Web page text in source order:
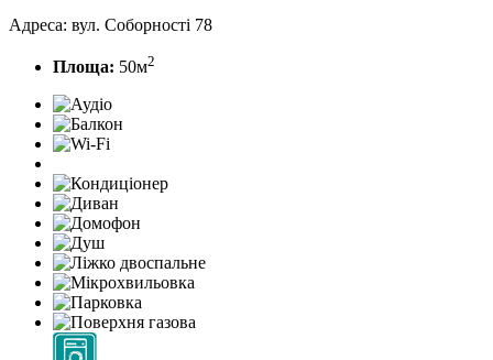
Адреса: вул. Соборності 78
Площа: 50м2